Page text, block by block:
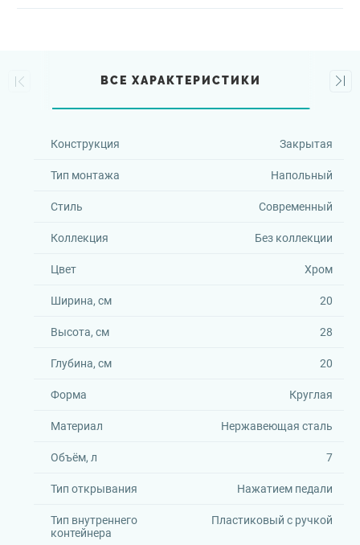
ВСЕ ХАРАКТЕРИСТИКИ
Конструкция Закрытая
Тип монтажа Напольный
Стиль Современный
Коллекция Без коллекции
Цвет Хром
Ширина, см 20
Высота, см 28
Глубина, см 20
Форма Круглая
Материал Нержавеющая сталь
Объём, л 7
Тип открывания Нажатием педали
Тип внутреннего
контейнера
Пластиковый с ручкой